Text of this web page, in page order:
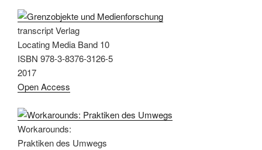
transcript Verlag
Locating Media Band 10
ISBN 978-3-8376-3126-5
2017
Open Access
Workarounds:
Praktiken des Umwegs